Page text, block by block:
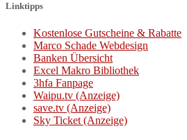
Linktipps
Kostenlose Gutscheine & Rabatte
Marco Schade Webdesign
Banken Übersicht
Excel Makro Bibliothek
3hfa Fanpage
Waipu.tv (Anzeige)
save.tv (Anzeige)
Sky Ticket (Anzeige)